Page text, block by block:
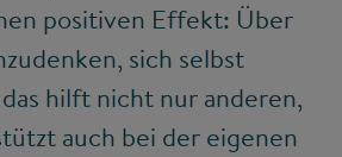
positiven Effekt: Über
sich selbst
hilft nicht nur anderen,
auch bei der eigenen